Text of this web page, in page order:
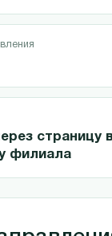
страницу
филиала